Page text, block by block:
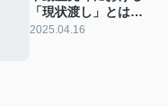
「現状渡し」とは？
メリット・デメリッ
2025.04.16